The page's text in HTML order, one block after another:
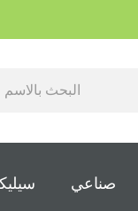
صناعي